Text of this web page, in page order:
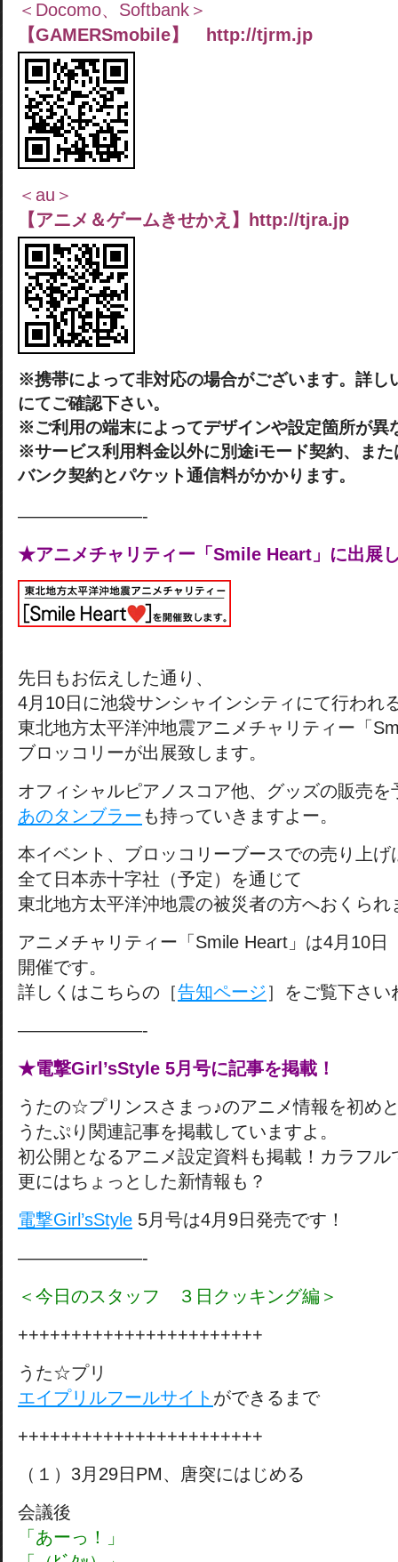
＜Docomo、Softbank＞
【GAMERSmobile】 http://tjrm.jp
＜au＞
【アニメ＆ゲームきせかえ】http://tjra.jp
※携帯によって非対応の場合がございます。詳し
にてご確認下さい。
※ご利用の端末によってデザインや設定箇所が異
※サービス利用料金以外に別途iモード契約、ま
バンク契約とパケット通信料がかかります。
———————-
★アニメチャリティー「Smile Heart」に出展
先日もお伝えした通り、
4月10日に池袋サンシャインシティにて行われ
東北地方太平洋沖地震アニメチャリティー「
ブロッコリーが出展致します。
オフィシャルピアノスコア他、グッズの販売
あのタンブラーも持っていきますよー。
本イベント、ブロッコリーブースでの売り上げ
全て日本赤十字社（予定）を通じて
東北地方太平洋沖地震の被災者の方へおくられ
アニメチャリティー「Smile Heart」は4月10日
開催です。
詳しくはこちらの［告知ページ］をご覧下さい
———————-
★電撃Girl’sStyle 5月号に記事を掲載！
うたの☆プリンスさまっ♪のアニメ情報を初め
うたぷり関連記事を掲載していますよ。
初公開となるアニメ設定資料も掲載！カラフル
更にはちょっとした新情報も？
電撃Girl’sStyle 5月号は4月9日発売です！
———————-
＜今日のスタッフ ３日クッキング編＞
+++++++++++++++++++++++
うた☆プリ
エイプリルフールサイト ができるまで
+++++++++++++++++++++++
（１）3月29日PM、唐突にはじめる
会議後
「あーっ！」